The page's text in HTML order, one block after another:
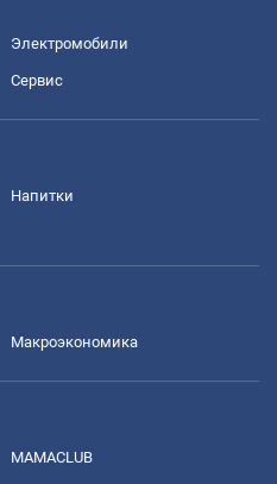
Электромобили
Сервис
Напитки
Mакроэкономика
MAMACLUB